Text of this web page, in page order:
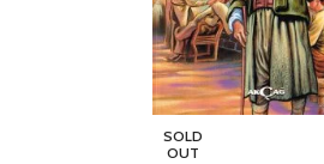
SOLD
OUT